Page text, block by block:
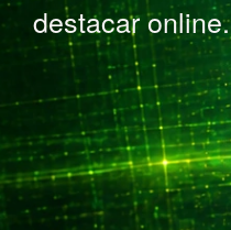
destacar online.